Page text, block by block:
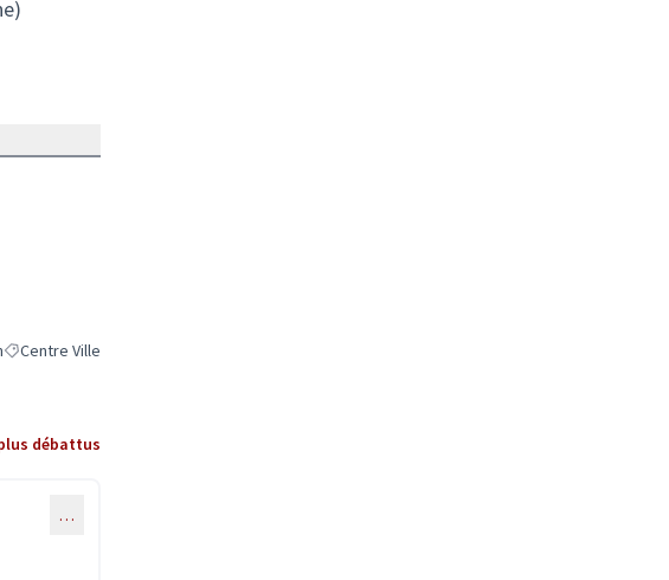
catégorie : Confort et inclusion
Filtrer les résultats pour le secteur : Centre Ville
Centre Ville
débattus
…